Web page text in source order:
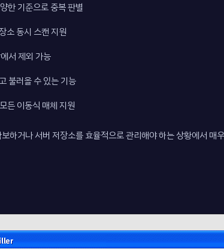
한 기준으로 중복 판별
소 동시 스캔 지원
서 제외 가능
불러올 수 있는 기능
든 이동식 매체 지원
하거나 서버 저장소를 효율적으로 관리해야 하는 상황에서